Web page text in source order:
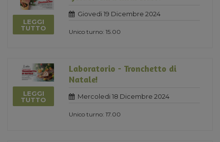
LEGGI
TUTTO
Giovedi 19 Dicembre 2024
Unico turno: 15.00
LEGGI
TUTTO
Laboratorio - Tronchetto di
Natale!
Mercoledi 18 Dicembre 2024
Unico turno: 17.00